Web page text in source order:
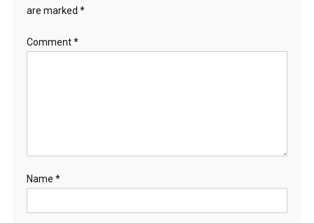
are marked *
Comment*
Name *